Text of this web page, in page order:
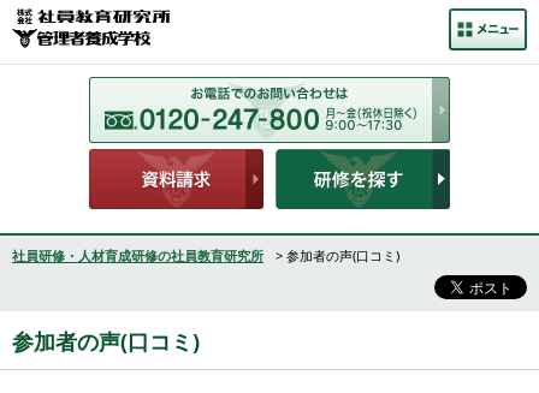
社員研修・人材育成研修の社員教育研究所 > 参加者の声(口コミ)
参加者の声(口コミ)